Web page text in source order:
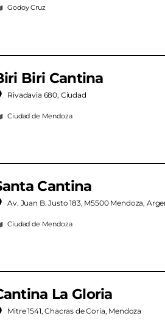
Godoy Cruz
Biri Cantina
Rivadavia 680, Ciudad
Ciudad de Mendoza
Cantina
Av. Juan B. Justo 183, M5500 Mendoza,
Ciudad de Mendoza
La Gloria
Mitre 1541, Chacras de Coria, Mendoza